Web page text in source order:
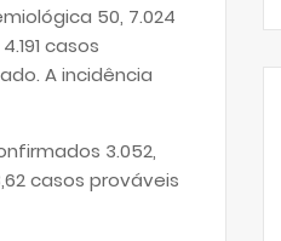
50, 7.024
casos
A incidência
3.052,
casos prováveis